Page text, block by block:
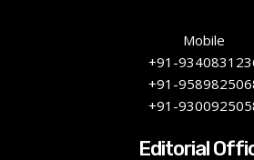
Mobile
+91-
+91-
+91-
Editorial